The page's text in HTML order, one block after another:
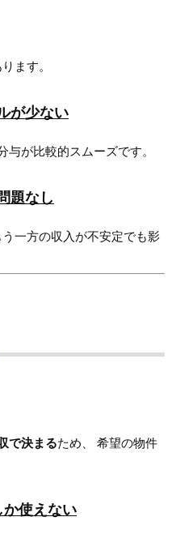
ます。
が少ない
が比較的スムーズです。
題なし
一方の収入が不安定でも影
で決まるため、 希望の物件
使えない